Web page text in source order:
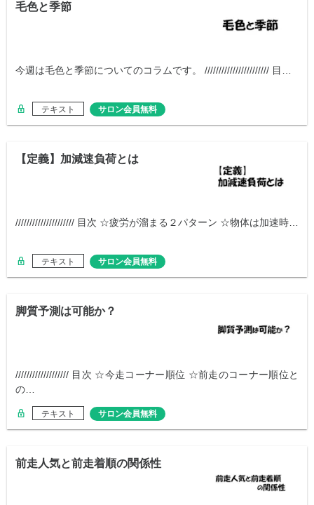
毛色と季節
今週は毛色と季節についてのコラムです。 /////////////////////// 目…
テキスト サロン会員無料
【定義】加減速負荷とは
///////////////////// 目次 ☆疲労が溜まる２パターン ☆物体は加速時…
テキスト サロン会員無料
脚質予測は可能か？
/////////////////// 目次 ☆今走コーナー順位 ☆前走のコーナー順位と
の…
テキスト サロン会員無料
前走人気と前走着順の関係性